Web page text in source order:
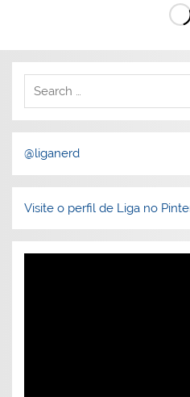
@liganerd
Visite o perfil de Liga no